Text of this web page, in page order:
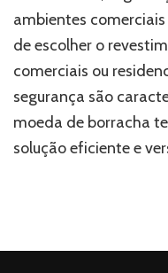
solução
para
ambientes
duráveis
seguros
ambientes
de escolher o
comerciais ou
segurança são
moeda de borracha
solução eficiente e